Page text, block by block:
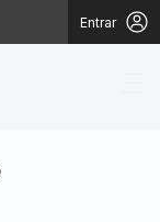
Entrar